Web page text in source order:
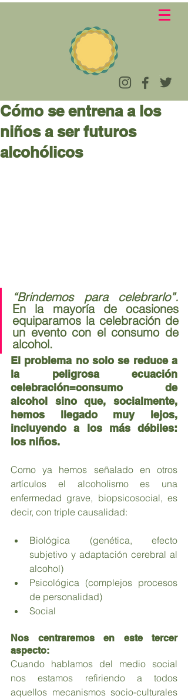
Cómo se entrena a los
niños a ser futuros
alcohólicos
“Brindemos para celebrarlo”.
En la mayoría de ocasiones
equiparamos la celebración de
un evento con el consumo de
alcohol.
El problema no solo se reduce a
la peligrosa ecuación
celebración=consumo de
alcohol sino que, socialmente,
hemos llegado muy lejos,
incluyendo a los más débiles:
los niños.
Como ya hemos señalado en otros
artículos el alcoholismo es una
enfermedad grave, biopsicosocial, es
decir, con triple causalidad:
Biológica (genética, efecto
subjetivo y adaptación cerebral al
alcohol)
Psicológica (complejos procesos
de personalidad)
Social
Nos centraremos en este tercer
aspecto:
Cuando hablamos del medio social
nos estamos refiriendo a todos
aquellos mecanismos socio-culturales